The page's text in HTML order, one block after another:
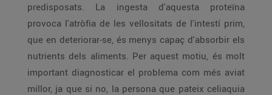
predisposats. La ingesta d'aquesta proteïna
provoca l'atròfia de les vellositats de l'intestí prim,
que en deteriorar-se, és menys capaç d'absorbir els
nutrients dels aliments. Per aquest motiu, és molt
important diagnosticar el problema com més aviat
millor, ja que si no, la persona que pateix celiaquia